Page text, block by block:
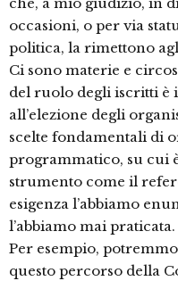
che, a mio giudizio, in
occasioni, o per via
politica, la rimettono
Ci sono materie e
del ruolo degli iscritti è
all’elezione degli
scelte fondamentali di
programmatico, su cui
strumento come il
esigenza l’abbiamo
l’abbiamo mai praticata.
Per esempio,
questo percorso della